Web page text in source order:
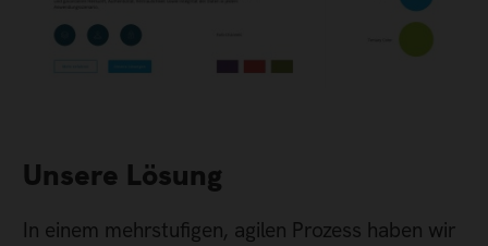
Unsere Lösung
In einem mehrstufigen, agilen Prozess haben wir